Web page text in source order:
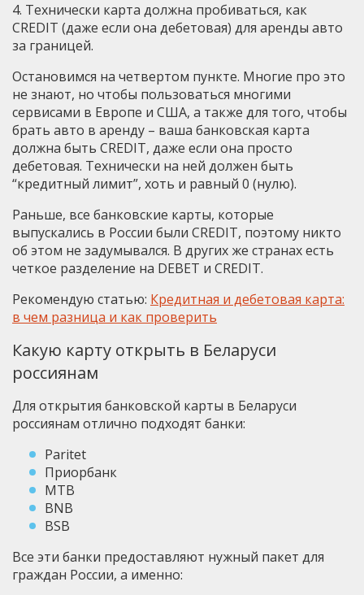
4. Технически карта должна пробиваться, как
CREDIT (даже если она дебетовая) для аренды авто
за границей.
Остановимся на четвертом пункте. Многие про это
не знают, но чтобы пользоваться многими
сервисами в Европе и США, а также для того, чтобы
брать авто в аренду – ваша банковская карта
должна быть CREDIT, даже если она просто
дебетовая. Технически на ней должен быть
“кредитный лимит”, хоть и равный 0 (нулю).
Раньше, все банковские карты, которые
выпускались в России были CREDIT, поэтому никто
об этом не задумывался. В других же странах есть
четкое разделение на DEBET и CREDIT.
Рекомендую статью: Кредитная и дебетовая карта:
в чем разница и как проверить
Какую карту открыть в Беларуси
россиянам
Для открытия банковской карты в Беларуси
россиянам отлично подходят банки:
Paritet
Приорбанк
MTB
BNB
BSB
Все эти банки предоставляют нужный пакет для
граждан России, а именно: